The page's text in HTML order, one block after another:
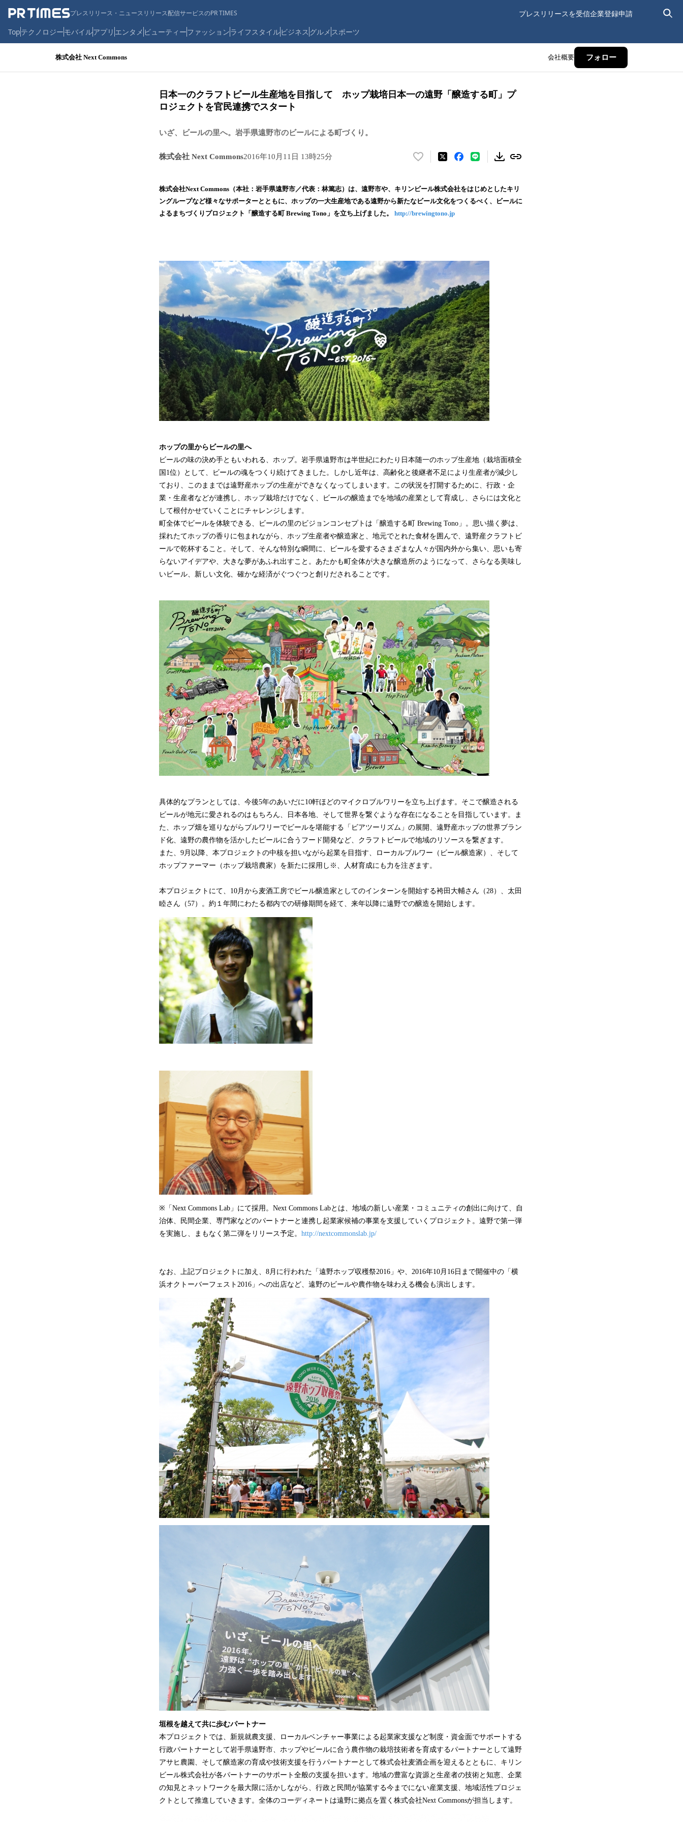
プレスリリース・ニュースリリース配信サービスのPR TIMES プレスリリースを受信企業登録申請
Topテクノロジーモバイルアプリ エンタメ ビューティーファッションライフスタイルビジネス グルメ スポーツ
株式会社 Next Commons 会社概要 フォロー
日本一のクラフトビール生産地を目指して ホップ栽培日本一の遠野「醸造する町」プ
ロジェクトを官民連携でスタート
いざ、ビールの里へ。岩手県遠野市のビールによる町づくり。
株式会社 Next Commons2016年10月11日 13時25分
い
！
数
を
中
で
す
株式会社Next Commons（本社：岩手県遠野市／代表：林篤志）は、遠野市や、キリンビール株式会社をはじめとしたキリ
ングループなど様々なサポーターとともに、ホップの一大生産地である遠野から新たなビール文化をつくるべく、ビールに
よるまちづくりプロジェクト「醸造する町 Brewing Tono」を立ち上げました。 http://brewingtono.jp
ホップの里からビールの里へ
ビールの味の決め手ともいわれる、ホップ。岩手県遠野市は半世紀にわたり日本随一のホップ生産地（栽培面積全
国1位）として、ビールの魂をつくり続けてきました。しかし近年は、高齢化と後継者不足により生産者が減少し
ており、このままでは遠野産ホップの生産ができなくなってしまいます。この状況を打開するために、行政・企
業・生産者などが連携し、ホップ栽培だけでなく、ビールの醸造までを地域の産業として育成し、さらには文化と
して根付かせていくことにチャレンジします。
町全体でビールを体験できる、ビールの里のビジョンコンセプトは「醸造する町 Brewing Tono」。思い描く夢は、
採れたてホップの香りに包まれながら、ホップ生産者や醸造家と、地元でとれた食材を囲んで、遠野産クラフトビ
ールで乾杯すること。そして、そんな特別な瞬間に、ビールを愛するさまざまな人々が国内外から集い、思いも寄
らないアイデアや、大きな夢があふれ出すこと。あたかも町全体が大きな醸造所のようになって、さらなる美味し
いビール、新しい文化、確かな経済がぐつぐつと創りだされることです。
具体的なプランとしては、今後5年のあいだに10軒ほどのマイクロブルワリーを立ち上げます。そこで醸造される
ビールが地元に愛されるのはもちろん、日本各地、そして世界を繋ぐような存在になることを目指しています。ま
た、ホップ畑を巡りながらブルワリーでビールを堪能する「ビアツーリズム」の展開、遠野産ホップの世界ブラン
ド化、遠野の農作物を活かしたビールに合うフード開発など、クラフトビールで地域のリソースを繋ぎます。
また、9月以降、本プロジェクトの中核を担いながら起業を目指す、ローカルブルワー（ビール醸造家）、そして
ホップファーマー（ホップ栽培農家）を新たに採用し※、人材育成にも力を注ぎます。
本プロジェクトにて、10月から麦酒工房でビール醸造家としてのインターンを開始する袴田大輔さん（28）、太田
睦さん（57）。約１年間にわたる都内での研修期間を経て、来年以降に遠野での醸造を開始します。
※「Next Commons Lab」にて採用。Next Commons Labとは、地域の新しい産業・コミュニティの創出に向けて、自
治体、民間企業、専門家などのパートナーと連携し起業家候補の事業を支援していくプロジェクト。遠野で第一弾
を実施し、まもなく第二弾をリリース予定。 http://nextcommonslab.jp/
なお、上記プロジェクトに加え、8月に行われた「遠野ホップ収穫祭2016」や、2016年10月16日まで開催中の「横
浜オクトーバーフェスト2016」への出店など、遠野のビールや農作物を味わえる機会も演出します。
垣根を越えて共に歩むパートナー
本プロジェクトでは、新規就農支援、ローカルベンチャー事業による起業家支援など制度・資金面でサポートする
行政パートナーとして岩手県遠野市、ホップやビールに合う農作物の栽培技術者を育成するパートナーとして遠野
アサヒ農園、そして醸造家の育成や技術支援を行うパートナーとして株式会社麦酒企画を迎えるとともに、キリン
ビール株式会社が各パートナーのサポート全般の支援を担います。地域の豊富な資源と生産者の技術と知恵、企業
の知見とネットワークを最大限に活かしながら、行政と民間が協業する今までにない産業支援、地域活性プロジェ
クトとして推進していきます。全体のコーディネートは遠野に拠点を置く株式会社Next Commonsが担当します。